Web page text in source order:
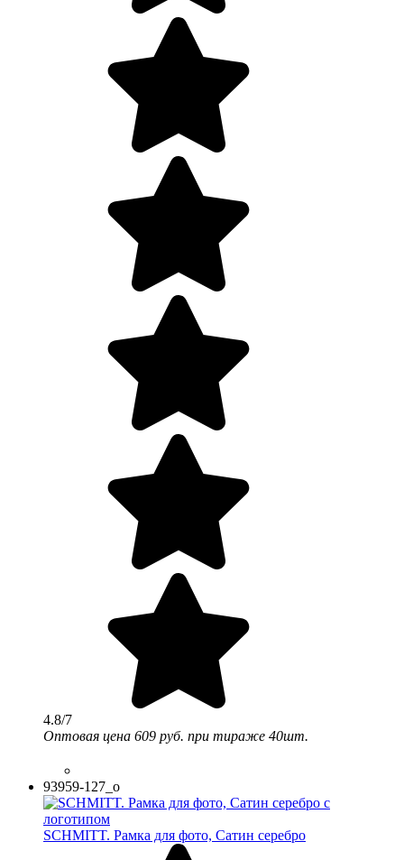
4.8/7
Оптовая цена 609 руб. при тираже 40шт.
93959-127_o
SCHMITT. Рамка для фото, Сатин серебро